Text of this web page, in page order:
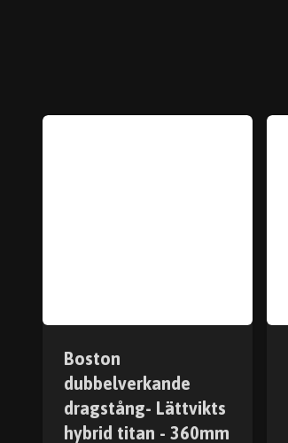
Boston
dubbelverkande
dragstång- Lättvikts
hybrid titan - 360mm